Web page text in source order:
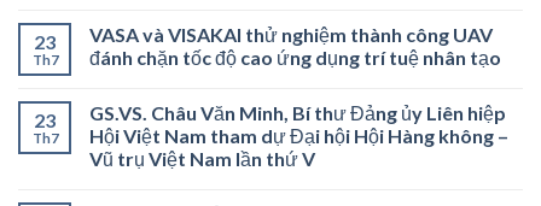
23
Th7
VASA và VISAKAI thử nghiệm thành công UAV
đánh chặn tốc độ cao ứng dụng trí tuệ nhân tạo
23
Th7
GS.VS. Châu Văn Minh, Bí thư Đảng ủy Liên hiệp
Hội Việt Nam tham dự Đại hội Hội Hàng không –
Vũ trụ Việt Nam lần thứ V